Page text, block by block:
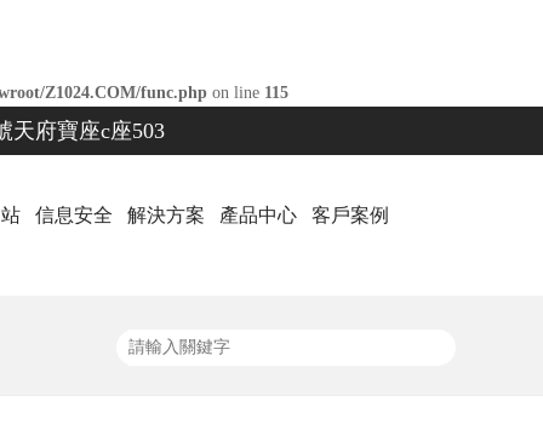
Z1024.COM/func.php on line 115
天府寶座c座503
信息安全 解決方案 產品中心 客戶案例